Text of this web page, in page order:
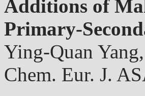
Additions of
Primary-
Ying-Quan
Chem. Eur. J.